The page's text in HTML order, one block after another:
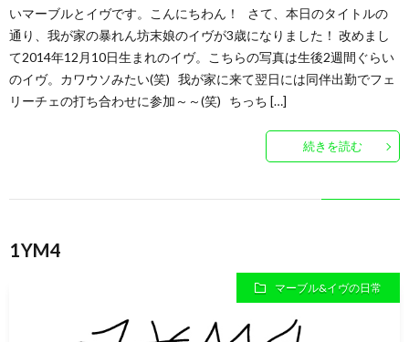
いマーブルとイヴです。こんにちわん！ さて、本日のタイトルの
通り、我が家の暴れん坊末娘のイヴが3歳になりました！ 改めまし
て2014年12月10日生まれのイヴ。こちらの写真は生後2週間ぐらい
のイヴ。カワウソみたい(笑) 我が家に来て翌日には同伴出勤でフェ
リーチェの打ち合わせに参加～～(笑) ちっち […]
続きを読む
1YM4
マーブル&イヴの日常